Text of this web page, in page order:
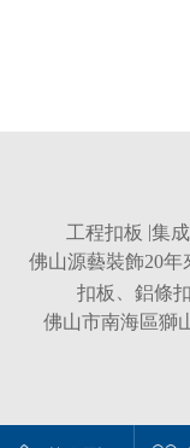
工程扣板 |集
佛山源藝裝飾20年
扣板 、 鋁條扣
佛山市南海區獅